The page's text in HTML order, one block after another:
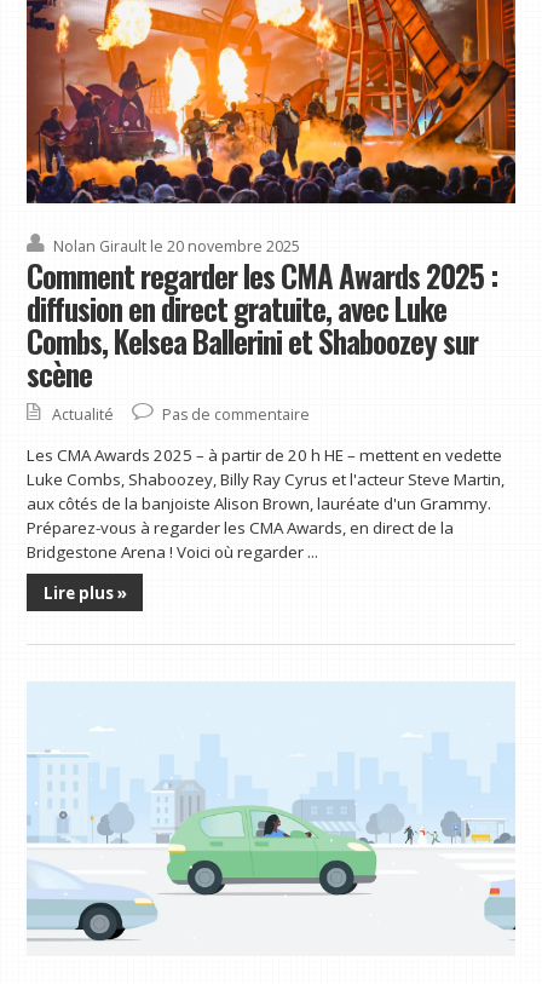
Nolan Girault le 20 novembre 2025
Comment regarder les CMA Awards 2025 :
diffusion en direct gratuite, avec Luke
Combs, Kelsea Ballerini et Shaboozey sur
scène
Actualité Pas de commentaire
Les CMA Awards 2025 – à partir de 20 h HE – mettent en vedette
Luke Combs, Shaboozey, Billy Ray Cyrus et l'acteur Steve Martin,
aux côtés de la banjoiste Alison Brown, lauréate d'un Grammy.
Préparez-vous à regarder les CMA Awards, en direct de la
Bridgestone Arena ! Voici où regarder ...
Lire plus »